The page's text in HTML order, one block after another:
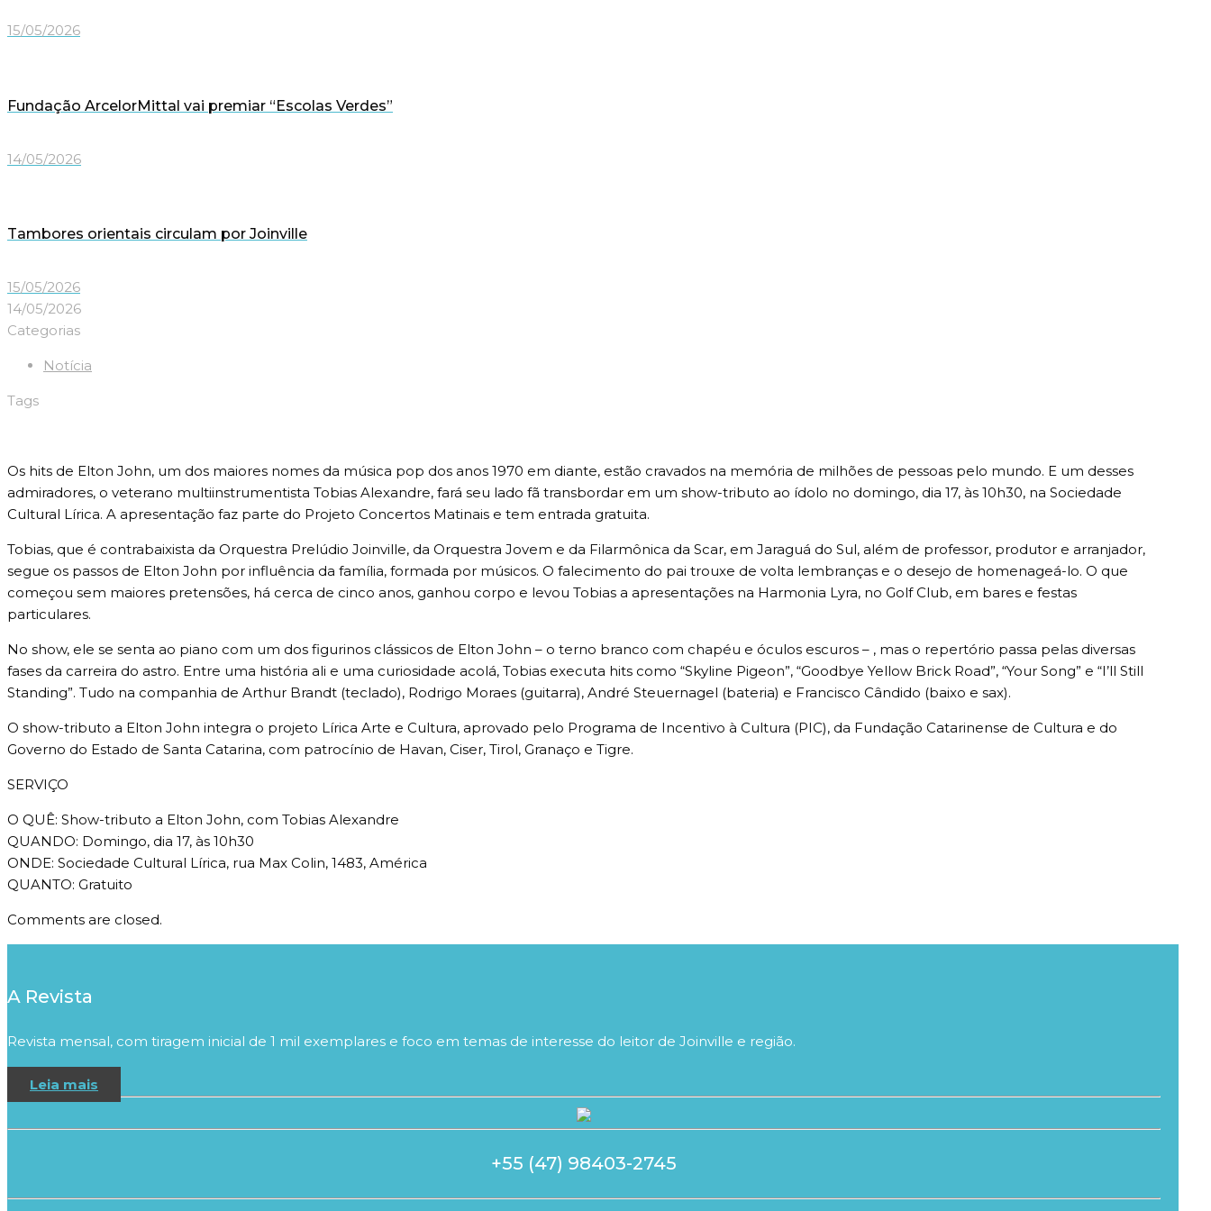
15/05/2026
Fundação ArcelorMittal vai premiar “Escolas Verdes”
14/05/2026
Tambores orientais circulam por Joinville
15/05/2026
14/05/2026
Categorias
Notícia
Tags
Os hits de Elton John, um dos maiores nomes da música pop dos anos 1970 em diante, estão cravados na memória de milhões de pessoas pelo mundo. E um desses
admiradores, o veterano multiinstrumentista Tobias Alexandre, fará seu lado fã transbordar em um show-tributo ao ídolo no domingo, dia 17, às 10h30, na Sociedade
Cultural Lírica. A apresentação faz parte do Projeto Concertos Matinais e tem entrada gratuita.
Tobias, que é contrabaixista da Orquestra Prelúdio Joinville, da Orquestra Jovem e da Filarmônica da Scar, em Jaraguá do Sul, além de professor, produtor e arranjador,
segue os passos de Elton John por influência da família, formada por músicos. O falecimento do pai trouxe de volta lembranças e o desejo de homenageá-lo. O que
começou sem maiores pretensões, há cerca de cinco anos, ganhou corpo e levou Tobias a apresentações na Harmonia Lyra, no Golf Club, em bares e festas
particulares.
No show, ele se senta ao piano com um dos figurinos clássicos de Elton John – o terno branco com chapéu e óculos escuros – , mas o repertório passa pelas diversas
fases da carreira do astro. Entre uma história ali e uma curiosidade acolá, Tobias executa hits como “Skyline Pigeon”, “Goodbye Yellow Brick Road”, “Your Song” e “I’ll Still
Standing”. Tudo na companhia de Arthur Brandt (teclado), Rodrigo Moraes (guitarra), André Steuernagel (bateria) e Francisco Cândido (baixo e sax).
O show-tributo a Elton John integra o projeto Lírica Arte e Cultura, aprovado pelo Programa de Incentivo à Cultura (PIC), da Fundação Catarinense de Cultura e do
Governo do Estado de Santa Catarina, com patrocínio de Havan, Ciser, Tirol, Granaço e Tigre.
SERVIÇO
O QUÊ: Show-tributo a Elton John, com Tobias Alexandre
QUANDO: Domingo, dia 17, às 10h30
ONDE: Sociedade Cultural Lírica, rua Max Colin, 1483, América
QUANTO: Gratuito
Comments are closed.
A Revista
Revista mensal, com tiragem inicial de 1 mil exemplares e foco em temas de interesse do leitor de Joinville e região.
Leia mais
+55 (47) 98403-2745